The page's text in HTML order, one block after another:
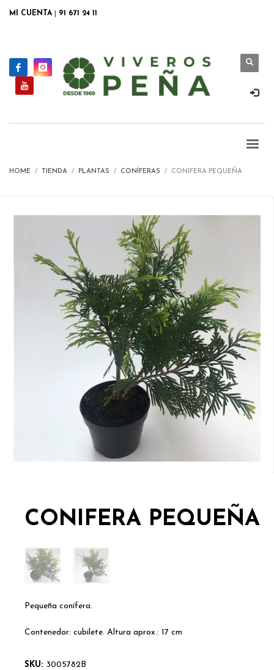
MI CUENTA 91 671 24 11
HOME TIENDA PLANTAS CONÍFERAS CONIFERA PEQUEÑA
CONIFERA PEQUEÑA
Pequeña conífera.
Contenedor: cubilete. Altura aprox.: 17 cm
SKU: 3005782B